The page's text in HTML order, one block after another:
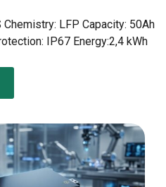
LFP Capacity: 50Ah
IP67 Energy:2,4 kWh